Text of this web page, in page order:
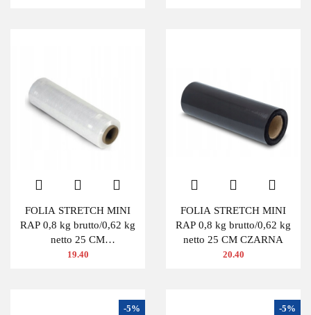
FOLIA STRETCH MINI
RAP 0,8 kg brutto/0,62 kg
netto 25 CM
TRANSPARENTNA
19.40
FOLIA STRETCH MINI
RAP 0,8 kg brutto/0,62 kg
netto 25 CM CZARNA
20.40
-5% -5%